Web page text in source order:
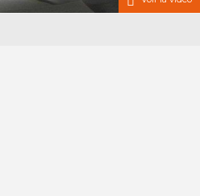
aux favoris